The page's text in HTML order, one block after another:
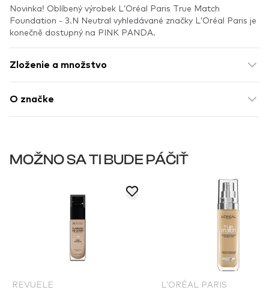
Novinka! Oblíbený výrobek L’Oréal Paris True Match
Foundation - 3.N Neutral vyhledávané značky L’Oréal Paris je
konečně dostupný na PINK PANDA.
Zloženie a množstvo
O značke
MOŽNO SA TI BUDE PÁČIŤ
REVUELE L’ORÉAL PARIS